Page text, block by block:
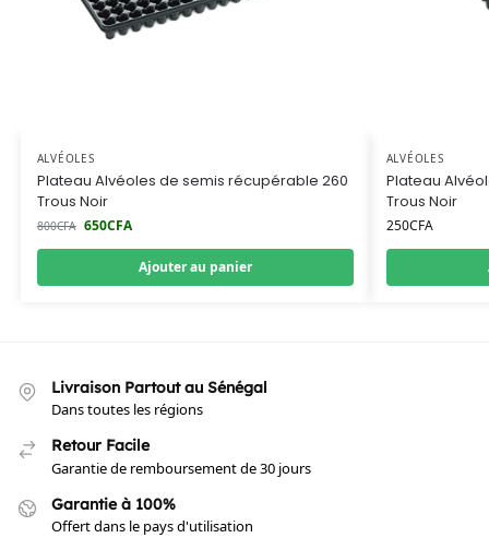
ALVÉOLES
Plateau Alvéoles de semis récupérable 260
Trous Noir
800CFA 650CFA
Ajouter au panier
ALVÉOLES
Plateau
Trous Noir
250CFA
Livraison Partout au Sénégal
Dans toutes les régions
Retour Facile
Garantie de remboursement de 30 jours
Garantie à 100%
Offert dans le pays d'utilisation